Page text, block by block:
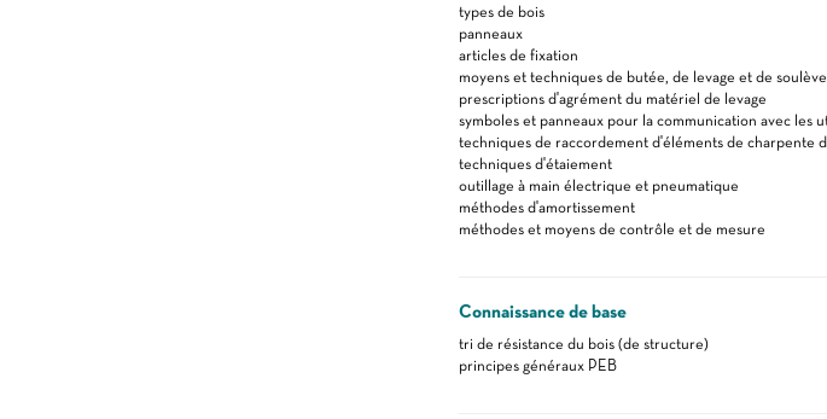
types de bois
panneaux
articles de fixation
moyens et techniques de butée, de levage et de
prescriptions d'agrément du matériel de levage
symboles et panneaux pour la communication avec les
techniques de raccordement d'éléments de charpente
techniques d'étaiement
outillage à main électrique et pneumatique
méthodes d'amortissement
méthodes et moyens de contrôle et de mesure
Connaissance de base
tri de résistance du bois (de structure)
principes généraux PEB